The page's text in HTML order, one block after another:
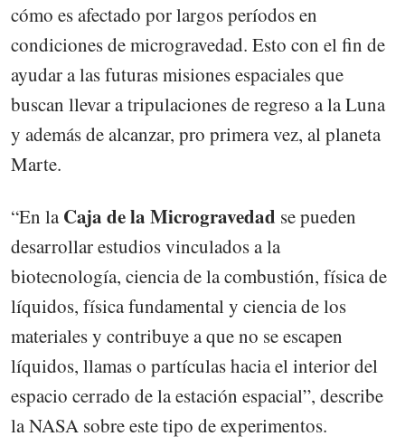
cómo es afectado por largos períodos en
condiciones de microgravedad. Esto con el fin de
ayudar a las futuras misiones espaciales que
buscan llevar a tripulaciones de regreso a la Luna
y además de alcanzar, pro primera vez, al planeta
Marte.
“En laCaja de la Microgravedad se pueden
desarrollar estudios vinculados a la
biotecnología, ciencia de la combustión, física de
líquidos, física fundamental y ciencia de los
materiales y contribuye a que no se escapen
líquidos, llamas o partículas hacia el interior del
espacio cerrado de la estación espacial”, describe
la NASA sobre este tipo de experimentos.